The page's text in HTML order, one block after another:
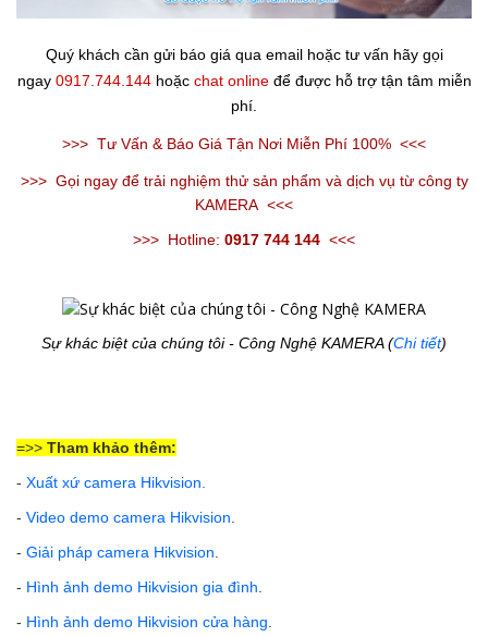
Quý khách cần gửi báo giá qua email hoặc tư vấn hãy gọi
ngay 0917.744.144 hoặc chat online để được hỗ trợ tận tâm miễn
phí.
>>> Tư Vấn & Báo Giá Tận Nơi Miễn Phí 100% <<<
>>> Gọi ngay để trải nghiệm thử sản phẩm và dịch vụ từ công ty
KAMERA <<<
>>> Hotline: 0917 744 144 <<<
Sự khác biệt của chúng tôi - Công Nghệ KAMERA (Chi tiết)
=>> Tham khảo thêm:
- Xuất xứ camera Hikvision.
- Video demo camera Hikvision.
- Giải pháp camera Hikvision.
- Hình ảnh demo Hikvision gia đình.
- Hình ảnh demo Hikvision cửa hàng.